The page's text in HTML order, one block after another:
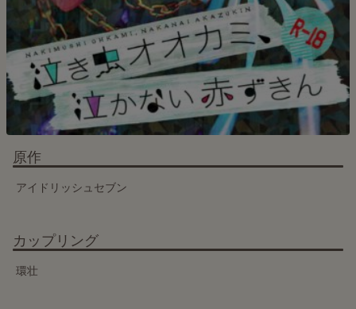
原作
アイドリッシュセブン
カップリング
環壮